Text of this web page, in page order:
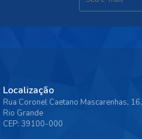
Localização
Rua Coronel Caetano Mascarenhas, 16,
Rio Grande
CEP: 39100-000